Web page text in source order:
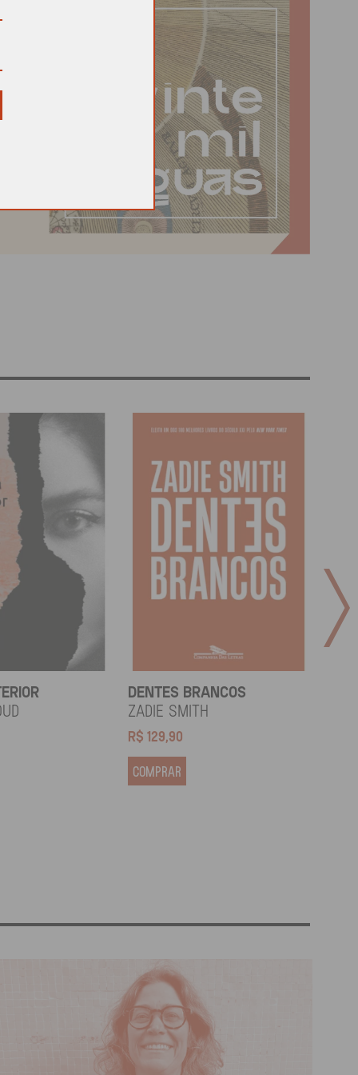
DENTES BRANCOS
Zadie Smith
R$ 129,90
COMPRAR